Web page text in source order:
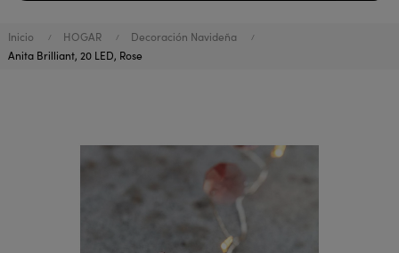
Inicio HOGAR
Decoración Navideña
Anita Brilliant, 20 LED, Rose